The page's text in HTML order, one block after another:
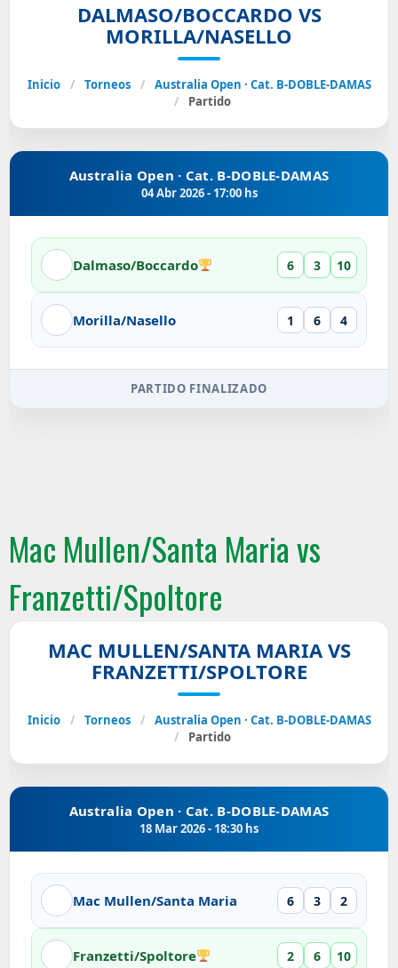
DALMASO/BOCCARDO VS
MORILLA/NASELLO
Inicio / Torneos /
Australia Open · Cat. B-DOBLE-DAMAS
/
Partido
Australia Open · Cat. B-DOBLE-DAMAS
04 Abr 2026 - 17:00 hs
Dalmaso/Boccardo 6 3 10
Morilla/Nasello 1 6 4
PARTIDO FINALIZADO
Mac Mullen/Santa Maria vs
Franzetti/Spoltore
MAC MULLEN/SANTA MARIA VS
FRANZETTI/SPOLTORE
Inicio / Torneos /
Australia Open · Cat. B-DOBLE-DAMAS
/
Partido
Australia Open · Cat. B-DOBLE-DAMAS
18 Mar 2026 - 18:30 hs
Mac Mullen/Santa Maria 6 3 2
Franzetti/Spoltore 2 6 10